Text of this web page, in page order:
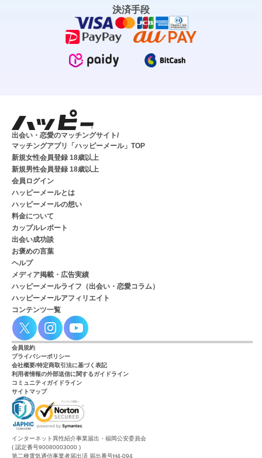
決済手段
出会い・恋愛のマッチングサイト/
マッチングアプリ「ハッピーメール」TOP
新規女性会員登録 18歳以上
新規男性会員登録 18歳以上
会員ログイン
ハッピーメールとは
ハッピーメールの想い
料金について
カップルレポート
出会い成功談
お褒めの言葉
ヘルプ
メディア掲載・広告実績
ハッピーメールライフ（出会い・恋愛コラム）
ハッピーメールアフィリエイト
コンテンツ一覧
会員規約
プライバシーポリシー
会社概要/特定商取引法に基づく表記
利用者情報の外部送信に関するガイドライン
コミュニティガイドライン
サイトマップ
インターネット異性紹介事業届出・福岡公安委員会
( 認定番号90080003000 )
第二種電気通信事業者届出済 届出番号H4-094